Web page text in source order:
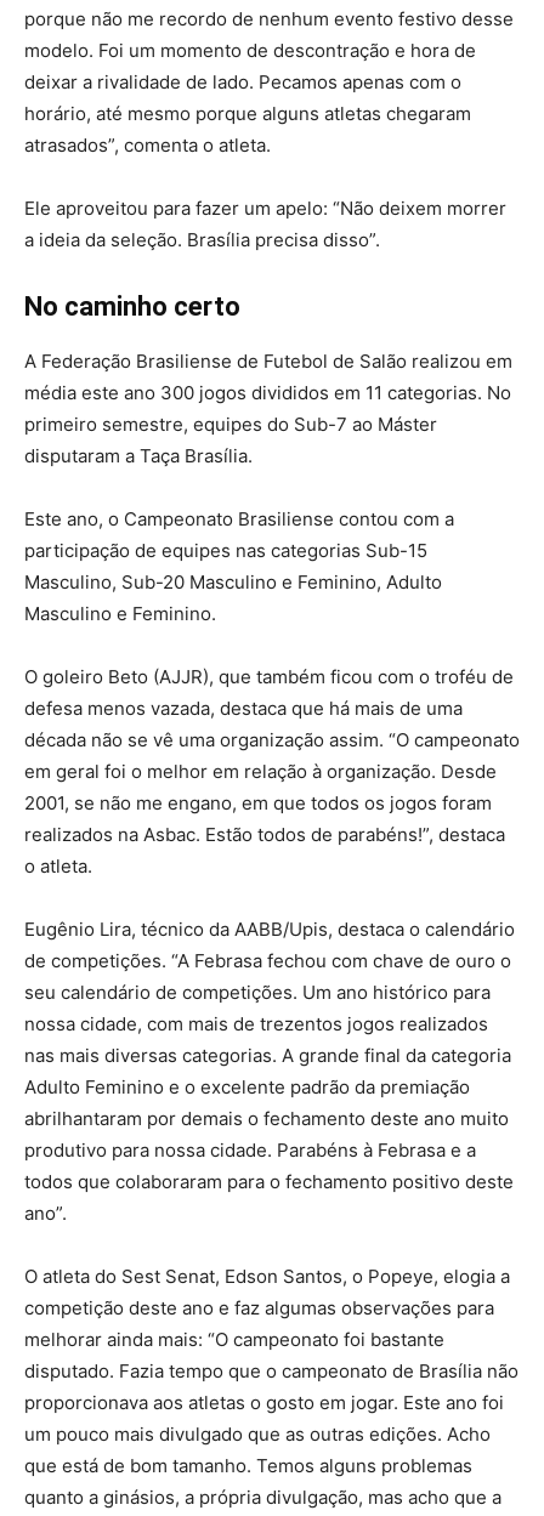
porque não me recordo de nenhum evento festivo desse
modelo. Foi um momento de descontração e hora de
deixar a rivalidade de lado. Pecamos apenas com o
horário, até mesmo porque alguns atletas chegaram
atrasados”, comenta o atleta.
Ele aproveitou para fazer um apelo: “Não deixem morrer
a ideia da seleção. Brasília precisa disso”.
No caminho certo
A Federação Brasiliense de Futebol de Salão realizou em
média este ano 300 jogos divididos em 11 categorias. No
primeiro semestre, equipes do Sub-7 ao Máster
disputaram a Taça Brasília.
Este ano, o Campeonato Brasiliense contou com a
participação de equipes nas categorias Sub-15
Masculino, Sub-20 Masculino e Feminino, Adulto
Masculino e Feminino.
O goleiro Beto (AJJR), que também ficou com o troféu de
defesa menos vazada, destaca que há mais de uma
década não se vê uma organização assim. “O campeonato
em geral foi o melhor em relação à organização. Desde
2001, se não me engano, em que todos os jogos foram
realizados na Asbac. Estão todos de parabéns!”, destaca
o atleta.
Eugênio Lira, técnico da AABB/Upis, destaca o calendário
de competições. “A Febrasa fechou com chave de ouro o
seu calendário de competições. Um ano histórico para
nossa cidade, com mais de trezentos jogos realizados
nas mais diversas categorias. A grande final da categoria
Adulto Feminino e o excelente padrão da premiação
abrilhantaram por demais o fechamento deste ano muito
produtivo para nossa cidade. Parabéns à Febrasa e a
todos que colaboraram para o fechamento positivo deste
ano”.
O atleta do Sest Senat, Edson Santos, o Popeye, elogia a
competição deste ano e faz algumas observações para
melhorar ainda mais: “O campeonato foi bastante
disputado. Fazia tempo que o campeonato de Brasília não
proporcionava aos atletas o gosto em jogar. Este ano foi
um pouco mais divulgado que as outras edições. Acho
que está de bom tamanho. Temos alguns problemas
quanto a ginásios, a própria divulgação, mas acho que a